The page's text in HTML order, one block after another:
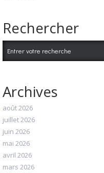
Rechercher
Archives
août 2026
juillet 2026
juin 2026
mai 2026
avril 2026
mars 2026